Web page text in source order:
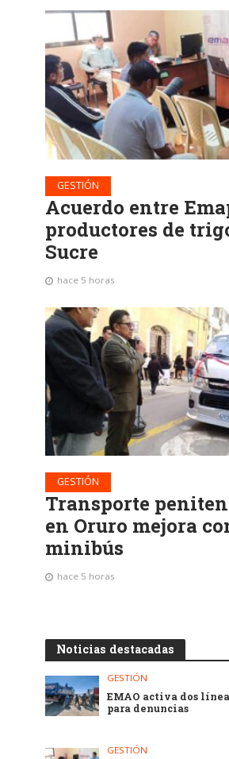
GESTIÓN
Acuerdo entre
productores de
Sucre
hace 5 horas
GESTIÓN
Transporte
en Oruro mejora
minibús
hace 5 horas
Noticias destacadas
GESTIÓN
EMAO activa dos
para denuncias
GESTIÓN